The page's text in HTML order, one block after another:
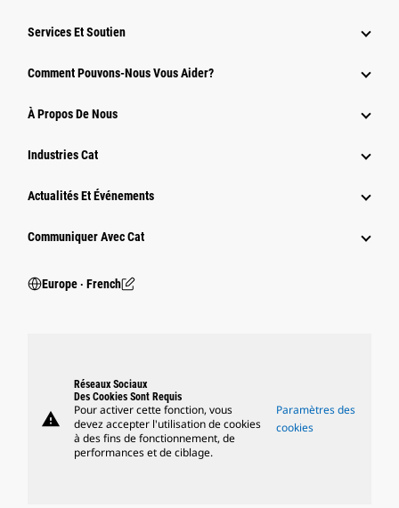
Services Et Soutien
Comment Pouvons-Nous Vous Aider?
À Propos De Nous
Industries Cat
Actualités Et Événements
Communiquer Avec Cat
Europe ‧ French
warning
Réseaux Sociaux
Des Cookies Sont Requis
Pour activer cette fonction, vous
devez accepter l'utilisation de cookies
à des fins de fonctionnement, de
performances et de ciblage.
Paramètres des
cookies